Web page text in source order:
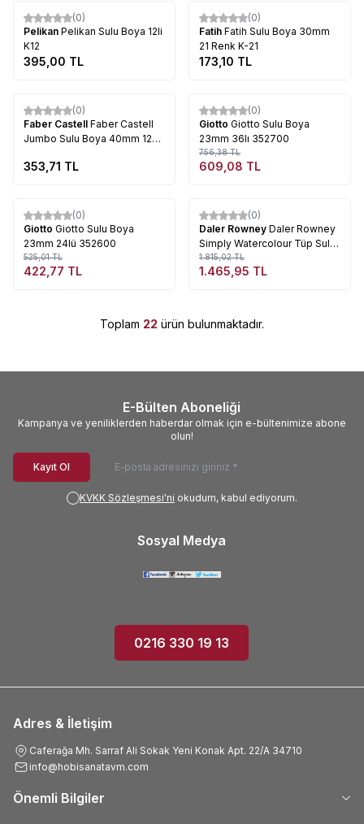
(0)
Pelikan Pelikan Sulu Boya 12li
K12
395,00 TL
(0)
Fatih Fatih Sulu Boya 30mm
21 Renk K-21
173,10 TL
(0)
Faber Castell Faber Castell
Jumbo Sulu Boya 40mm 12
353,71 TL
%19
(0)
Giotto Giotto Sulu Boya
23mm 36lı 352700
756,38TL
609,08 TL
%19
(0)
Giotto Giotto Sulu Boya
23mm 24lü 352600
525,01TL
422,77 TL
%19
(0)
Daler Rowney Daler Rowney
Simply Watercolour Tüp Sulu
Boya 24lü Set 134500124
1.815,02TL
1.465,95 TL
Toplam 22 ürün bulunmaktadır.
E-Bülten Aboneliği
Kampanya ve yeniliklerden haberdar olmak için e-bültenimize abone
olun!
Kayıt Ol
KVKK Sözleşmesi'ni okudum, kabul ediyorum.
Sosyal Medya
0216 330 19 13
Adres & İletişim
Caferağa Mh. Sarraf Ali Sokak Yeni Konak Apt. 22/A 34710
info@hobisanatavm.com
Önemli Bilgiler